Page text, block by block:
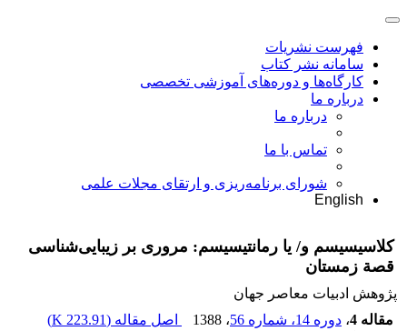
فهرست نشریات
سامانه نشر کتاب
کارگاه‌ها و دوره‌های آموزشی تخصصی
درباره ما
درباره ما
تماس با ما
شورای برنامه‌ریزی و ارتقای مجلات علمی
English
کلاسیسیسم و/ یا رمانتیسیسم: مروری بر زیبایی‌شناسی
قصة زمستان
پژوهش ادبیات معاصر جهان
مقاله 4
، دوره 14، شماره 56 ، 1388 اصل مقاله (223.91 K
)